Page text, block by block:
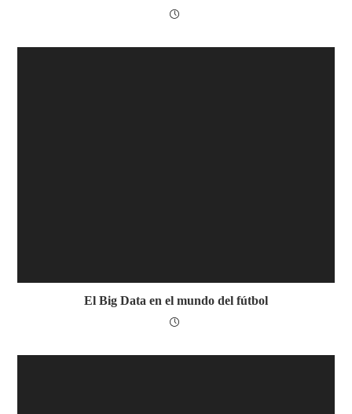
El Big Data en el mundo del fútbol